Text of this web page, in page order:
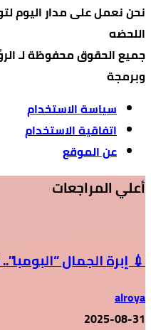
نحن نعمل على مدار اليوم
اللحضه
وبرمجة
سياسة الاستخدام
اتفاقية الاستخدام
عن الموقع
أعلي المراجعات
💉 إبرة الجمال
alroya
2025-08-31